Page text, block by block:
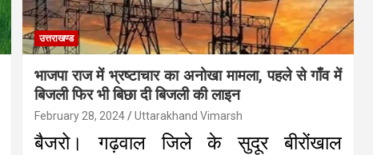
उत्तराखण्ड
भाजपा राज में भ्रष्टाचार का अनोखा मामला, पहले से गाँव में
बिजली फिर भी बिछा दी बिजली की लाइन
February 28, 2024 Uttarakhand Vimarsh
बैजरो। गढ़वाल जिले के सुदूर बीरोंखाल